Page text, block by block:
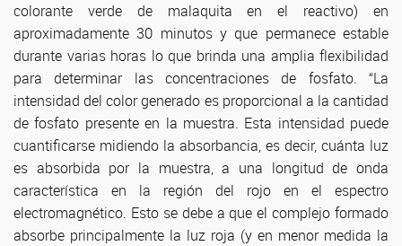
colorante verde de malaquita en el reactivo) en
aproximadamente 30 minutos y que permanece estable
durante varias horas lo que brinda una amplia flexibilidad
para determinar las concentraciones de fosfato. “La
intensidad del color generado es proporcional a la cantidad
de fosfato presente en la muestra. Esta intensidad puede
cuantificarse midiendo la absorbancia, es decir, cuánta luz
es absorbida por la muestra, a una longitud de onda
característica en la región del rojo en el espectro
electromagnético. Esto se debe a que el complejo formado
absorbe principalmente la luz roja (y en menor medida la